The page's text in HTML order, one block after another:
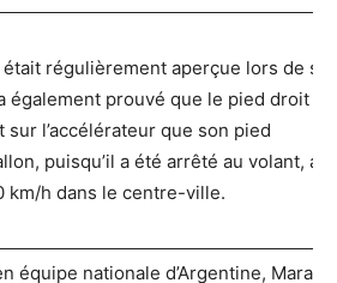
régulièrement aperçue lors de
également prouvé que le pied droit
l’accélérateur que son pied
puisqu’il a été arrêté au volant,
km/h dans le centre-ville.
équipe nationale d’Argentine,